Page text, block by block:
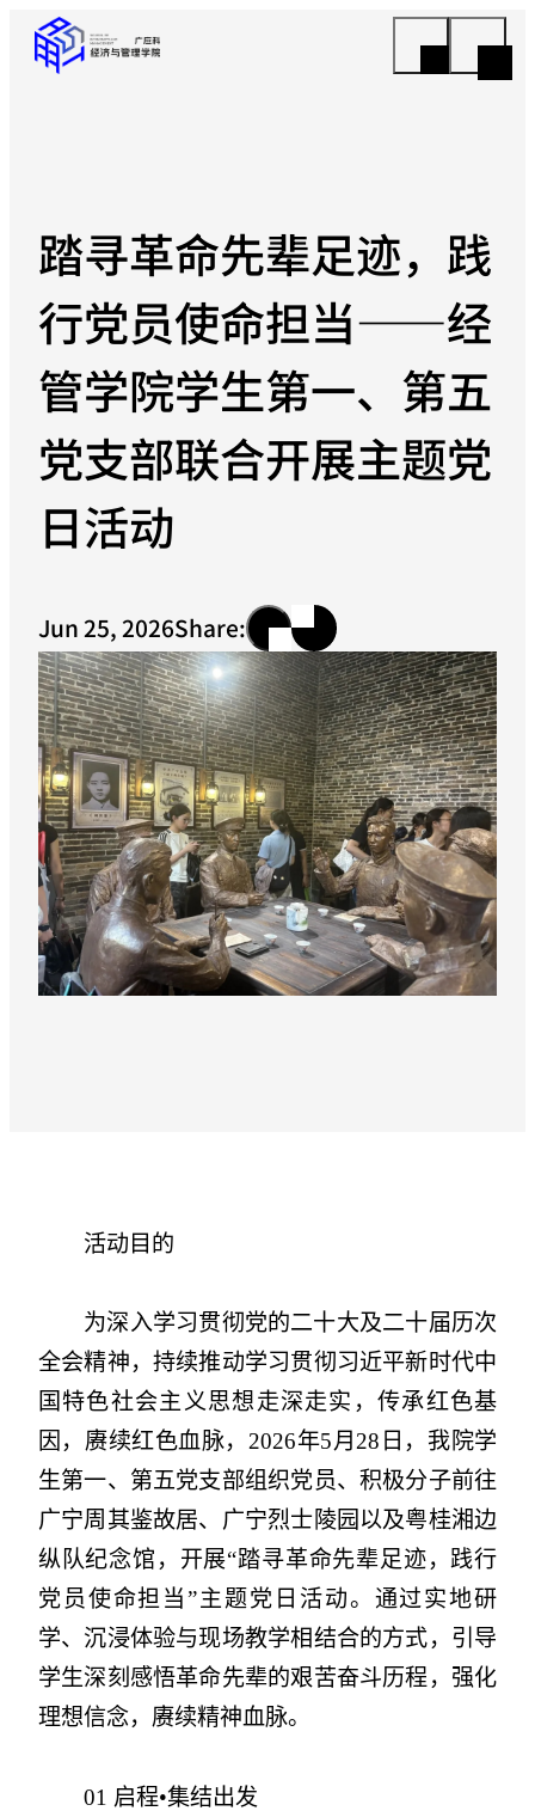
踏寻革命先辈足迹，践
行党员使命担当——经
管学院学生第一、第五
党支部联合开展主题党
日活动
Jun 25, 2026Share:
活动目的
为深入学习贯彻党的二十大及二十届历次
全会精神，持续推动学习贯彻习近平新时代中
国特色社会主义思想走深走实，传承红色基
因，赓续红色血脉，2026年5月28日，我院学
生第一、第五党支部组织党员、积极分子前往
广宁周其鉴故居、广宁烈士陵园以及粤桂湘边
纵队纪念馆，开展“踏寻革命先辈足迹，践行
党员使命担当”主题党日活动。通过实地研
学、沉浸体验与现场教学相结合的方式，引导
学生深刻感悟革命先辈的艰苦奋斗历程，强化
理想信念，赓续精神血脉。
01 启程•集结出发